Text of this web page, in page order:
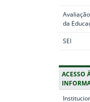
da
SEI
ACESSO